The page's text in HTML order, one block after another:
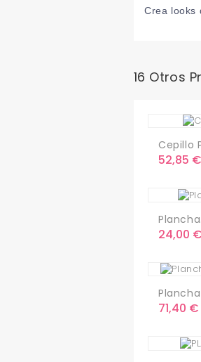
Crea looks
16 Otros
Cepillo
Precio
52,85 €
Precio
24,00 €
Precio
71,40 €